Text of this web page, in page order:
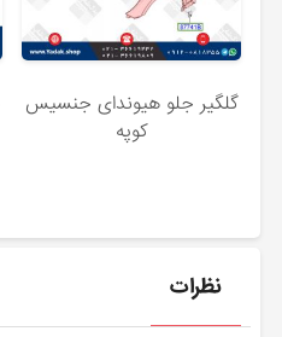
گلگیر جلو هیوندای جنسیس
کوپه
نظرات